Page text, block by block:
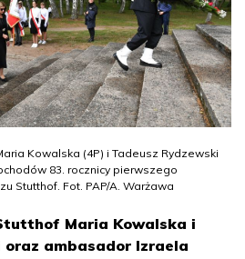
Kowalska (4P) i Tadeusz Rydzewski
83. rocznicy pierwszego
Stutthof. Fot. PAP/A. Warżawa
Maria Kowalska i
oraz ambasador Izraela